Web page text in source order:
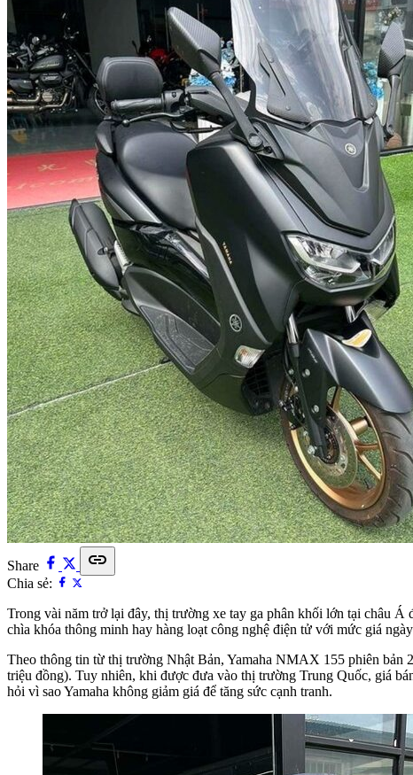
Share link
Chia sẻ:
Trong vài năm trở lại đây, thị trường xe tay ga phân khối lớn tại châu Á
chìa khóa thông minh hay hàng loạt công nghệ điện tử với mức giá
Theo thông tin từ thị trường Nhật Bản, Yamaha NMAX 155 phiên bản
triệu đồng). Tuy nhiên, khi được đưa vào thị trường Trung Quốc, giá
hỏi vì sao Yamaha không giảm giá để tăng sức cạnh tranh.